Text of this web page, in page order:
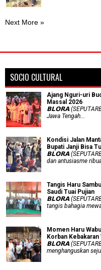
Next More »
SOCIO CULTURAL
Ajang Nguri-uri
Massal 2026
𝗕𝗟𝗢𝗥𝗔
Jawa Tengah...
Kondisi Jalan
Bupati Janji Bisa
𝗕𝗟𝗢𝗥𝗔
dan antusiasme
Tangis Haru
Saudi Tuai Pujian
𝗕𝗟𝗢𝗥𝗔
tangis bahagia
Momen Haru
Korban
𝗕𝗟𝗢𝗥𝗔
menghanguskan